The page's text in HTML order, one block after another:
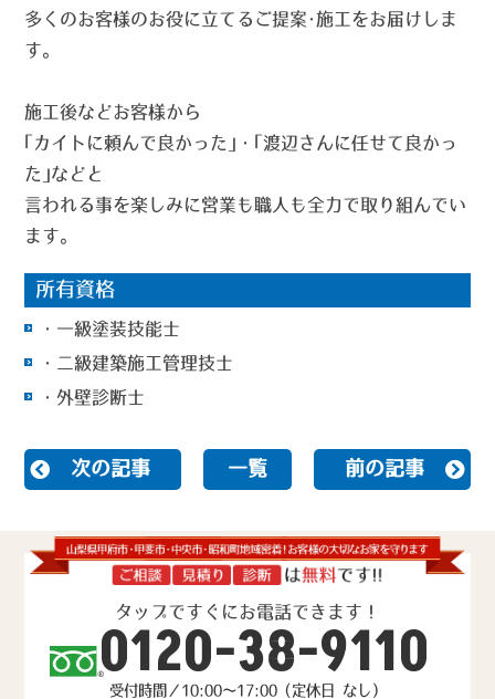
多くのお客様のお役に立てるご提案･施工をお届けしま
す。
施工後などお客様から
｢カイトに頼んで良かった｣・｢渡辺さんに任せて良かっ
た｣などと
言われる事を楽しみに営業も職人も全力で取り組んでい
ます。
所有資格
・一級塗装技能士
・二級建築施工管理技士
・外壁診断士
次の記事 一覧 前の記事
タップですぐにお電話できます！
0120-38-9110
受付時間／10:00～17:00（定休日 なし）